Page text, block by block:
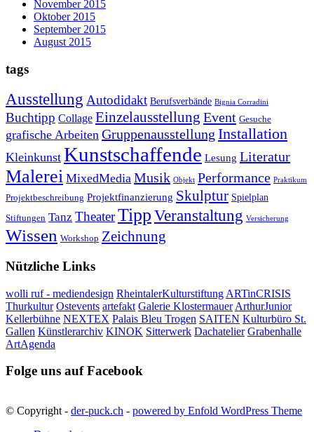
November 2015
Oktober 2015
September 2015
August 2015
tags
Ausstellung Autodidakt Berufsverbände Bignia Corradini
Buchtipp Collage Einzelausstellung Event Gesuche
grafische Arbeiten Gruppenausstellung Installation
Kleinkunst Kunstschaffende Lesung Literatur
Malerei MixedMedia Musik Objekt Performance Praktikum
Projektbeschreibung Projektfinanzierung Skulptur Spielplan
Stiftungen Tanz TheaterTippVeranstaltung Versicherung
Wissen Workshop Zeichnung
Nützliche Links
wolli ruf - mediendesign RheintalerKulturstiftung ARTinCRISIS
Thurkultur Ostevents artefakt Galerie Klostermauer ArthurJunior
Kellerbühne NEXTEX Palais Bleu Trogen SAITEN Kulturbüro St.
Gallen Künstlerarchiv KINOK Sitterwerk Dachatelier Grabenhalle
ArtAgenda
Folge uns auf Facebook
© Copyright - der-puck.ch - powered by Enfold WordPress Theme